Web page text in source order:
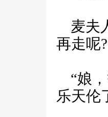
麦夫
再走呢
“娘，
乐天伦